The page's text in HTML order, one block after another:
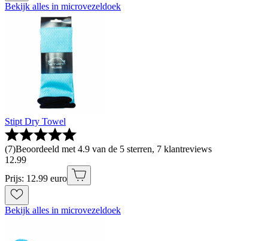
Bekijk alles in microvezeldoek
Stipt Dry Towel
(7)Beoordeeld met 4.9 van de 5 sterren, 7 klantreviews
12.99
Prijs: 12.99 euro
Bekijk alles in microvezeldoek